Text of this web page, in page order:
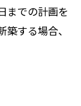
までの計画を
する場合、